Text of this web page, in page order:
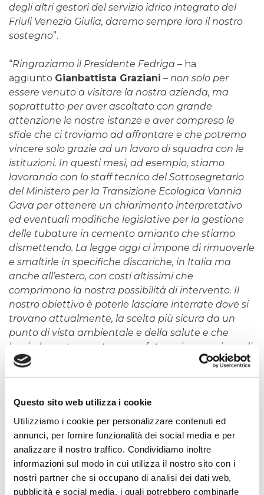
Questo sito web utilizza i cookie
Utilizziamo i cookie per personalizzare contenuti ed
annunci, per fornire funzionalità dei social media e per
analizzare il nostro traffico. Condividiamo inoltre
informazioni sul modo in cui utilizza il nostro sito con i
nostri partner che si occupano di analisi dei dati web,
pubblicità e social media, i quali potrebbero combinarle
degli altri gestori del servizio idrico integrato del
Friuli Venezia Giulia, daremo sempre loro il nostro
sostegno”.
“Ringraziamo il Presidente Fedriga – ha
aggiunto Gianbattista Graziani – non solo per
essere venuto a visitare la nostra azienda, ma
soprattutto per aver ascoltato con grande
attenzione le nostre istanze e aver compreso le
sfide che ci troviamo ad affrontare e che potremo
vincere solo grazie ad un lavoro di squadra con le
istituzioni. In questi mesi, ad esempio, stiamo
lavorando con lo staff tecnico del Sottosegretario
del Ministero per la Transizione Ecologica Vannia
Gava per ottenere un chiarimento interpretativo
ed eventuali modifiche legislative per la gestione
delle tubature in cemento amianto che stiamo
dismettendo. La legge oggi ci impone di rimuoverle
e smaltirle in specifiche discariche, in Italia ma
anche all’estero, con costi altissimi che
comprimono la nostra possibilità di intervento. Il
nostro obiettivo è poterle lasciare interrate dove si
trovano attualmente, la scelta più sicura da un
punto di vista ambientale e della salute e che
lascia la porta aperta a una futura riconversione di
queste strutture in possibili passaggi per
sottoservizi o come sistema idrico di emergenza in
Dall’approvazione nel 2006 del Piano d’Ambito ad
oggi– ha sottolineato il Direttore Generale Paolo
Lanari–Irisacqua ha avviato opere per 196 milioni
di euro e ne ha realizzate per 116, una cifra che ci
pone sicuramente tra le prime stazioni di
committenza della Regione. Sono risorse che non